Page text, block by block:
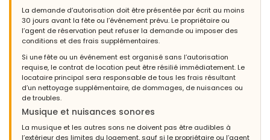
- 9,3
Familles avec adolescents - Août 2021 - Pologne :
3th time in the same place and we are going to visit it once
again :)
(Traduit par Google)
3ème fois au même endroit et nous allons le visiter encore une
fois :)
La demande d’autorisation doit être présentée par écrit au moins
30 jours avant la fête ou l’événement prévu. Le propriétaire ou
l’agent de réservation peut refuser la demande ou imposer des
conditions et des frais supplémentaires.
Si une fête ou un événement est organisé sans l’autorisation
requise, le contrat de location peut être résilié immédiatement. Le
locataire principal sera responsable de tous les frais résultant
d’un nettoyage supplémentaire, de dommages, de nuisances ou
de troubles.
Musique et nuisances sonores
La musique et les autres sons ne doivent pas être audibles à
l’extérieur des limites du logement, sauf si le propriétaire ou l’agent